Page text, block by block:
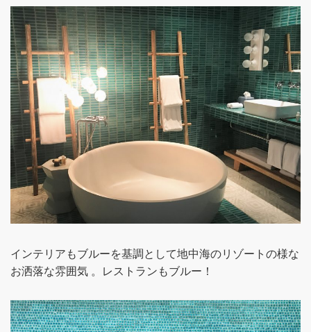
インテリアもブルーを基調として地中海のリゾートの様な
お洒落な雰囲気 。レストランもブルー！